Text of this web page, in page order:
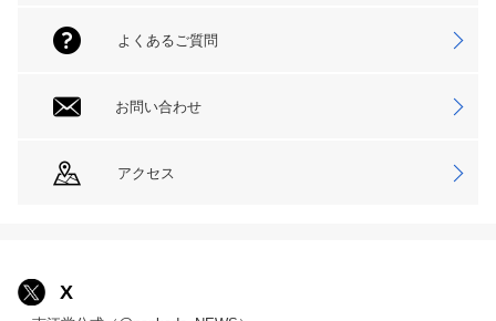
よくあるご質問
お問い合わせ
アクセス
X